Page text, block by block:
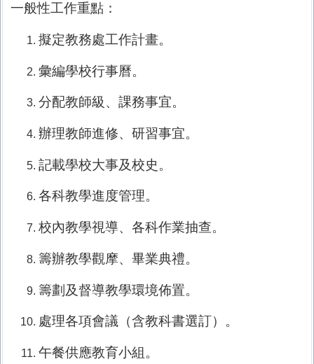
一般性工作重點：
擬定教務處工作計畫。
彙編學校行事曆。
分配教師級、課務事宜。
辦理教師進修、研習事宜。
記載學校大事及校史。
各科教學進度管理。
校內教學視導、各科作業抽查。
籌辦教學觀摩、畢業典禮。
籌劃及督導教學環境佈置。
處理各項會議（含教科書選訂）。
午餐供應教育小組。